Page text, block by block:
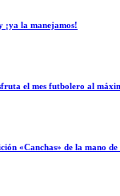
¡ya la manejamos!
el mes futbolero al
«Canchas» de la mano